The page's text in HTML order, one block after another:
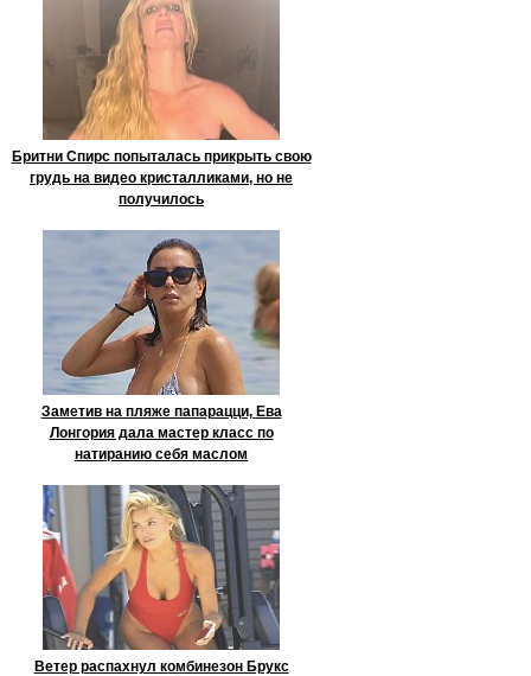
Бритни Спирс попыталась прикрыть свою
грудь на видео кристалликами, но не
получилось
Заметив на пляже папарацци, Ева
Лонгория дала мастер класс по
натиранию себя маслом
Ветер распахнул комбинезон Брукс